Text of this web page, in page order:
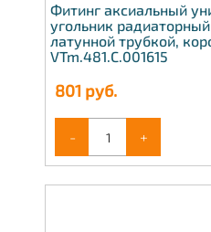
Фитинг аксиальный
угольник
латунной трубкой,
VTm.481.C.001615
801 руб.
- +